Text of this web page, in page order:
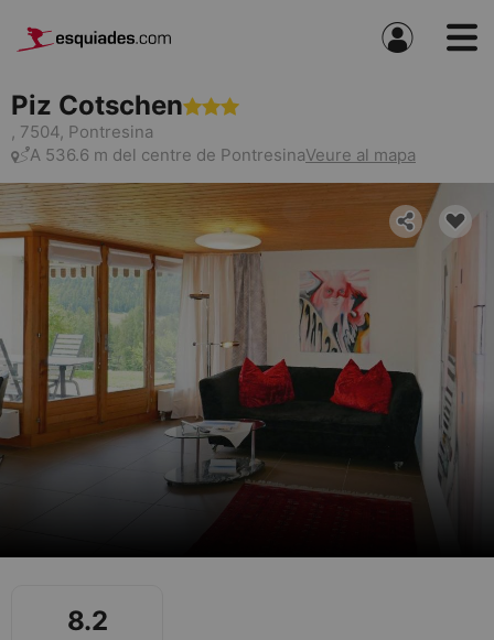
Piz Cotschen
, 7504, Pontresina
A 536.6 m del centre de PontresinaVeure al mapa
8.2